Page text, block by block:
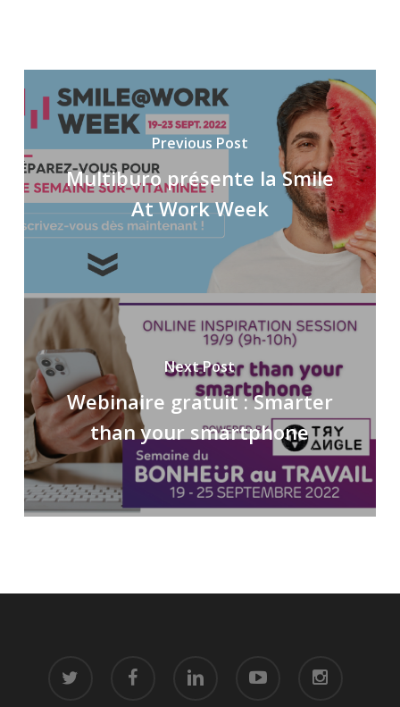
Previous Post
Multiburo présente la Smile
At Work Week
Next Post
Webinaire gratuit : Smarter
than your smartphone